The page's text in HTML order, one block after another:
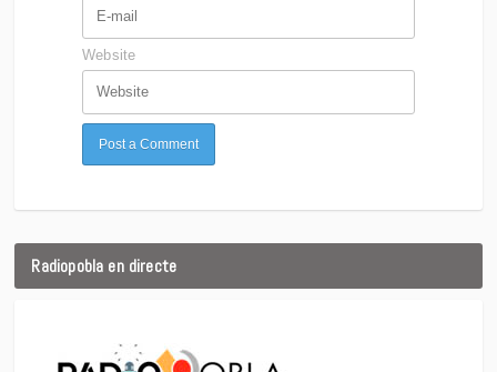
Website
Radiopobla en directe